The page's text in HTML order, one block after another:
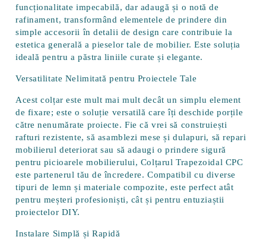
funcționalitate impecabilă, dar adaugă și o notă de
rafinament, transformând elementele de prindere din
simple accesorii în detalii de design care contribuie la
estetica generală a pieselor tale de mobilier. Este soluția
ideală pentru a păstra liniile curate și elegante.
Versatilitate Nelimitată pentru Proiectele Tale
Acest colțar este mult mai mult decât un simplu element
de fixare; este o soluție versatilă care îți deschide porțile
către nenumărate proiecte. Fie că vrei să construiești
rafturi rezistente, să asamblezi mese și dulapuri, să repari
mobilierul deteriorat sau să adaugi o prindere sigură
pentru picioarele mobilierului, Colțarul Trapezoidal CPC
este partenerul tău de încredere. Compatibil cu diverse
tipuri de lemn și materiale compozite, este perfect atât
pentru meșteri profesioniști, cât și pentru entuziaștii
proiectelor DIY.
Instalare Simplă și Rapidă